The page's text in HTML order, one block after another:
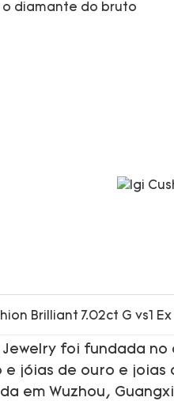
o diamante do bruto
Jewelry foi fundada
e jóias de ouro e joias
em Wuzhou,